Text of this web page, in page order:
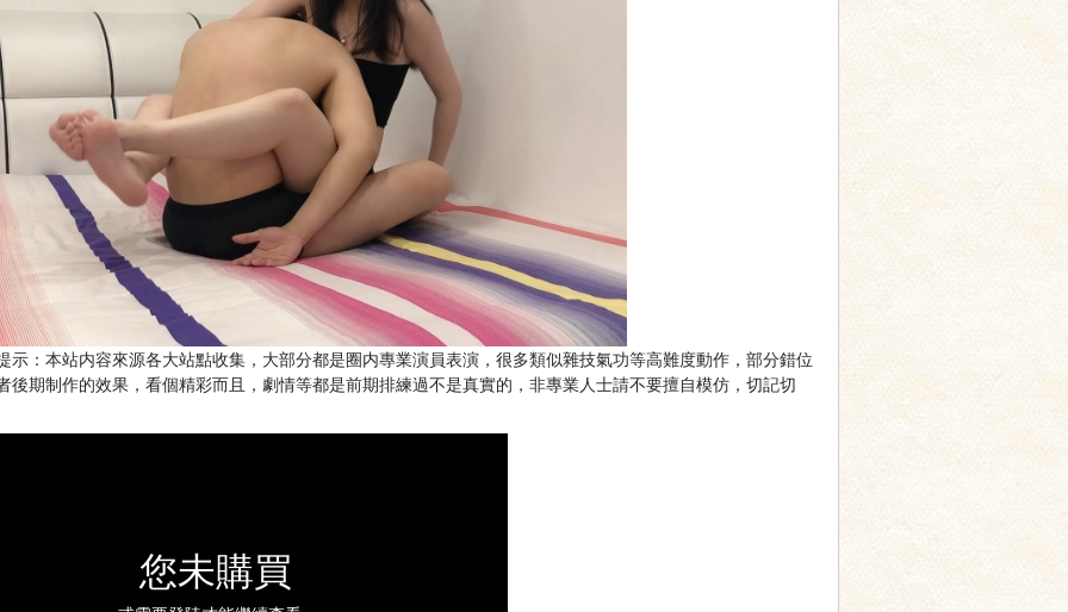
示：本站内容來源各大站點收集，大部分都是圈内專業演員表演，很多類似雜技氣功等高難度動作，部分錯位
後期制作的效果，看個精彩而且，劇情等都是前期排練過不是真實的，非專業人士請不要擅自模仿，切記切
您未購買